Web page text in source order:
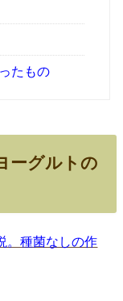
たもの
ーグルトの
。種菌なしの作